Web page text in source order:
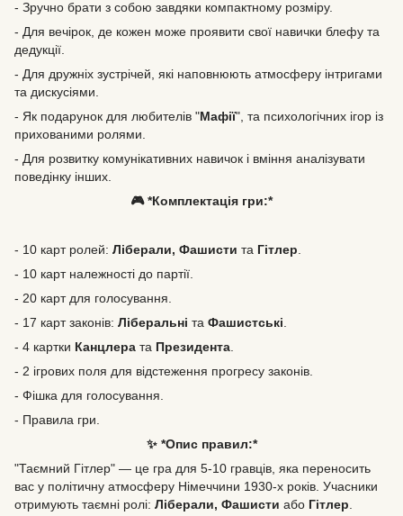
- Зручно брати з собою завдяки компактному розміру.
- Для вечірок, де кожен може проявити свої навички блефу та
дедукції.
- Для дружніх зустрічей, які наповнюють атмосферу інтригами
та дискусіями.
- Як подарунок для любителів "Мафії", та психологічних ігор із
прихованими ролями.
- Для розвитку комунікативних навичок і вміння аналізувати
поведінку інших.
🎮 *Комплектація гри:*
- 10 карт ролей: Ліберали, Фашисти та Гітлер
- 10 карт належності до партії.
- 20 карт для голосування.
- 17 карт законів: Ліберальні та Фашистські
- 4 картки Канцлера та Президента
- 2 ігрових поля для відстеження прогресу законів.
- Фішка для голосування.
- Правила гри.
✨ *Опис правил:*
"Таємний Гітлер" — це гра для 5-10 гравців, яка переносить
вас у політичну атмосферу Німеччини 1930-х років. Учасники
отримують таємні ролі: Ліберали, Фашисти або Гітлер